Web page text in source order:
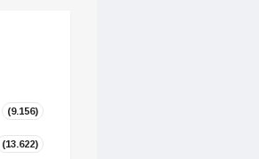
(9.156)
(13.622)